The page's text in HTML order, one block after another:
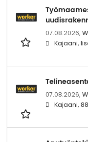
07.08.2026,
Kajaani,
07.08.2026,
Kajaani,